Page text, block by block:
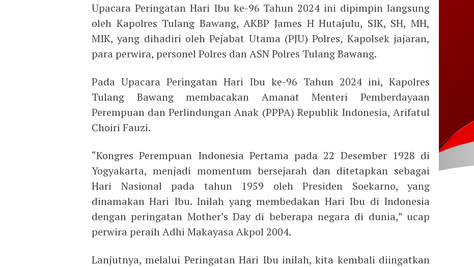
Upacara Peringatan Hari Ibu ke-96 Tahun 2024 ini dipimpin langsung
oleh Kapolres Tulang Bawang, AKBP James H Hutajulu, SIK, SH, MH,
MIK, yang dihadiri oleh Pejabat Utama (PJU) Polres, Kapolsek jajaran,
para perwira, personel Polres dan ASN Polres Tulang Bawang.
Pada Upacara Peringatan Hari Ibu ke-96 Tahun 2024 ini, Kapolres
Tulang Bawang membacakan Amanat Menteri Pemberdayaan
Perempuan dan Perlindungan Anak (PPPA) Republik Indonesia, Arifatul
Choiri Fauzi.
“Kongres Perempuan Indonesia Pertama pada 22 Desember 1928 di
Yogyakarta, menjadi momentum bersejarah dan ditetapkan sebagai
Hari Nasional pada tahun 1959 oleh Presiden Soekarno, yang
dinamakan Hari Ibu. Inilah yang membedakan Hari Ibu di Indonesia
dengan peringatan Mother’s Day di beberapa negara di dunia,” ucap
perwira peraih Adhi Makayasa Akpol 2004.
Lanjutnya, melalui Peringatan Hari Ibu inilah, kita kembali diingatkan